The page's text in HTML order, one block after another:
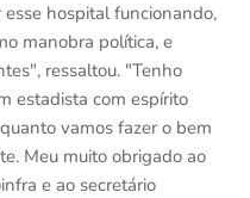
hospital funcionando,
manobra política, e
ressaltou. "Tenho
estadista com espírito
vamos fazer o bem
Meu muito obrigado ao
e ao secretário